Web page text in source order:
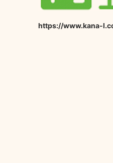
https://www.kana-